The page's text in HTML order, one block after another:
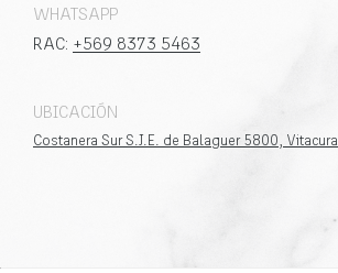
WHATSAPP
RAC: +569 8373 5463
UBICACIÓN
Costanera Sur S.J.E. de Balaguer 5800, Vitacura